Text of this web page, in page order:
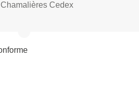
Cedex